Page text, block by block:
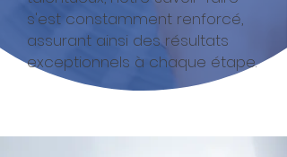
s'est constamment renforcé,
assurant ainsi des résultats
exceptionnels à chaque étape.